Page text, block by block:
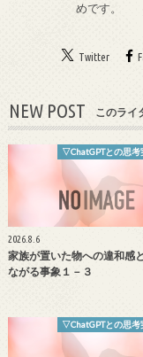
めです。
Twitter
NEW POST このライ
▽ChatGPTとの思
2026.8.6
家族が置いた物への違和感
ながる事象１－３
▽ChatGPTとの思